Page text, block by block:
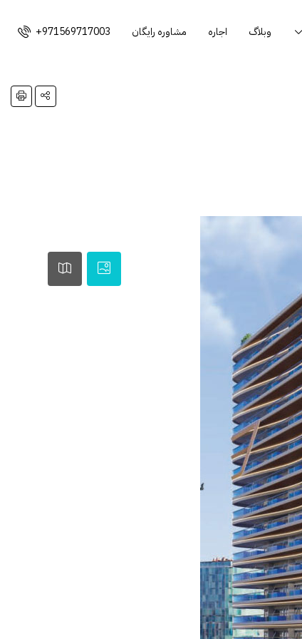
وبلاگ اجاره مشاوره رایگان +971569717003